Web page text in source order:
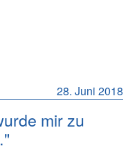
28. Juni 2018
mir zu